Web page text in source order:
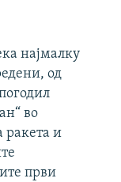
најмалку
од
во
ракета и
први